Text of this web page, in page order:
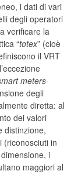
i dati di vari
degli operatori
verificare la
“totex” (cioè
il VRT
meters-
degli
diretta: al
dei valori
distinzione,
(riconosciuti in
i
maggiori al